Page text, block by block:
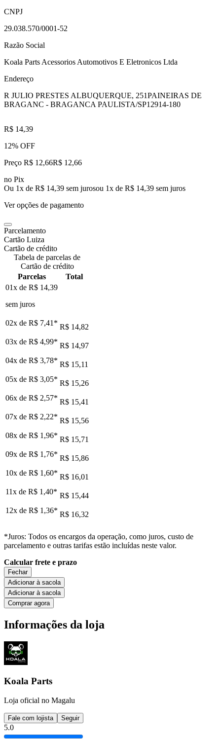
CNPJ
29.038.570/0001-52
Razão Social
Koala Parts Acessorios Automotivos E Eletronicos Ltda
Endereço
R JULIO PRESTES ALBUQUERQUE, 251PAINEIRAS DE
BRAGANC - BRAGANCA PAULISTA/SP12914-180
R$ 14,39
12% OFF
Preço R$ 12,66R$ 12,66
no Pix
Ou 1x de R$ 14,39 sem jurosou 1x de R$ 14,39 sem juros
Ver opções de pagamento
Parcelamento
Cartão Luiza
Cartão de crédito
Tabela de parcelas de
Cartão de crédito
Parcelas
Total
01x de R$ 14,39
sem juros
02x de R$ 7,41 * R$ 14,82
03x de R$ 4,99* R$ 14,97
04x de R$ 3,78* R$ 15,11
05x de R$ 3,05* R$ 15,26
06x de R$ 2,57* R$ 15,41
07x de R$ 2,22* R$ 15,56
08x de R$ 1,96* R$ 15,71
09x de R$ 1,76* R$ 15,86
10x de R$ 1,60* R$ 16,01
11x de R$ 1,40* R$ 15,44
12x de R$ 1,36* R$ 16,32
*Juros: Todos os encargos da operação, como juros, custo de
parcelamento e outras tarifas estão incluídas neste valor.
Calcular frete e prazo
Fechar
Adicionar à sacola
Adicionar à sacola
Comprar agora
Informações da loja
Koala Parts
Loja oficial no Magalu
Fale com lojista Seguir
5.0